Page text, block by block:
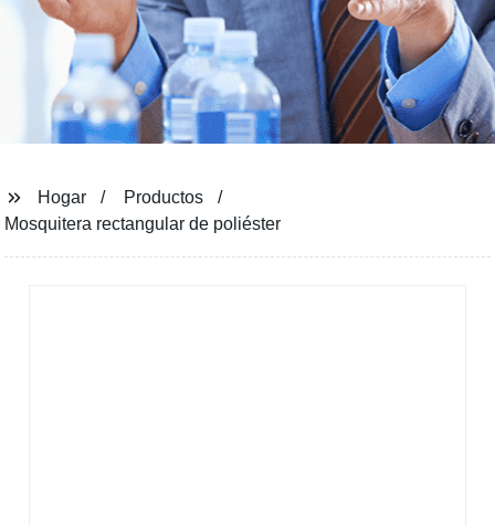
Hogar
Productos
Mosquitera rectangular de poliéster